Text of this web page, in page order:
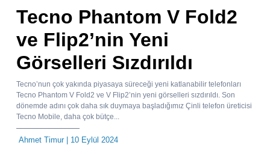
Tecno Phantom V Fold2
ve Flip2’nin Yeni
Görselleri Sızdırıldı
Tecno’nun çok yakında piyasaya süreceği yeni katlanabilir telefonları
Tecno Phantom V Fold2 ve V Flip2’nin yeni görselleri sızdırıldı. Son
dönemde adını çok daha sık duymaya başladığımız Çinli telefon üreticisi
Tecno Mobile, daha çok bütçe...
Ahmet Timur| 10 Eylül 2024